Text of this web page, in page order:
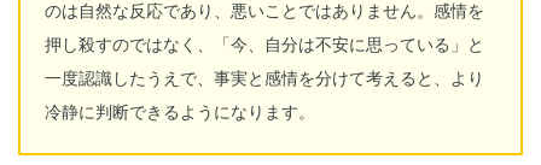
のは自然な反応であり、悪いことではありません。感情を
押し殺すのではなく、「今、自分は不安に思っている」と
一度認識したうえで、事実と感情を分けて考えると、より
冷静に判断できるようになります。